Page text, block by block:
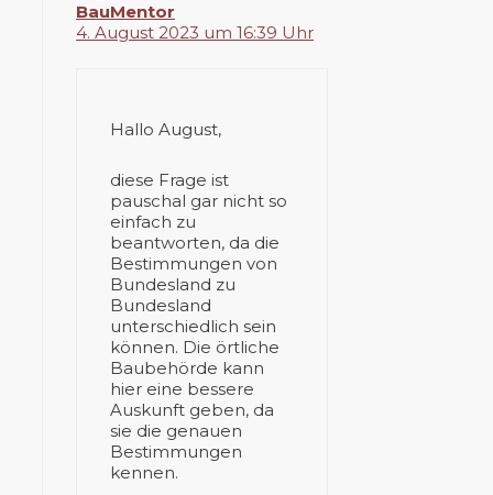
BauMentor
4. August 2023 um 16:39 Uhr
Hallo August,
diese Frage ist
pauschal gar nicht so
einfach zu
beantworten, da die
Bestimmungen von
Bundesland zu
Bundesland
unterschiedlich sein
können. Die örtliche
Baubehörde kann
hier eine bessere
Auskunft geben, da
sie die genauen
Bestimmungen
kennen.